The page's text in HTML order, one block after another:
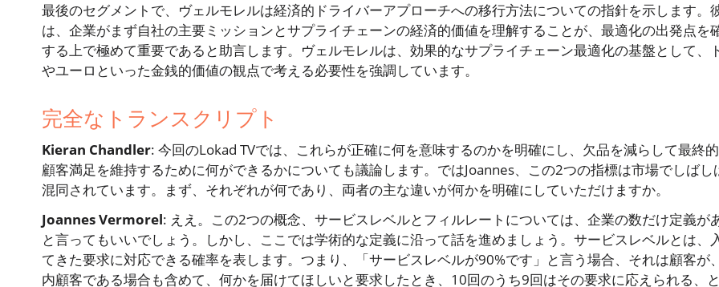
最後のセグメントで、ヴェルモレルは経済的ドライバーアプローチへの移行方法についての指針を示します。
は、企業がまず自社の主要ミッションとサプライチェーンの経済的価値を理解することが、最適化の出発点を
する上で極めて重要であると助言します。ヴェルモレルは、効果的なサプライチェーン最適化の基盤として、
やユーロといった金銭的価値の観点で考える必要性を強調しています。
完全なトランスクリプト
Kieran Chandler: 今回のLokad TVでは、これらが正確に何を意味するのかを明確にし、欠品を減らして最終
顧客満足を維持するために何ができるかについても議論します。ではJoannes、この2つの指標は市場でしばし
混同されています。まず、それぞれが何であり、両者の主な違いが何かを明確にしていただけますか。
Joannes Vermorel: ええ。この2つの概念、サービスレベルとフィルレートについては、企業の数だけ定義が
と言ってもいいでしょう。しかし、ここでは学術的な定義に沿って話を進めましょう。サービスレベルとは、
てきた要求に対応できる確率を表します。つまり、「サービスレベルが90%です」と言う場合、それは顧客が
内顧客である場合も含めて、何かを届けてほしいと要求したとき、10回のうち9回はその要求に応えられる、